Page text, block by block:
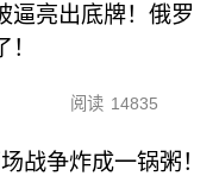
逼亮出底牌！俄罗
阅读 14835
战争炸成一锅粥！